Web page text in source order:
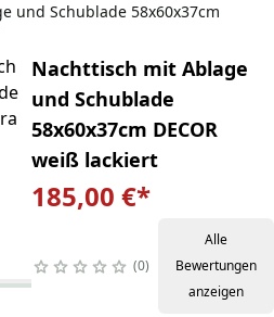
und Schublade 58x60x37cm
Nachttisch mit Ablage
und Schublade
58x60x37cm DECOR
weiß lackiert
185,00 €*
0
Alle
Bewertungen
anzeigen